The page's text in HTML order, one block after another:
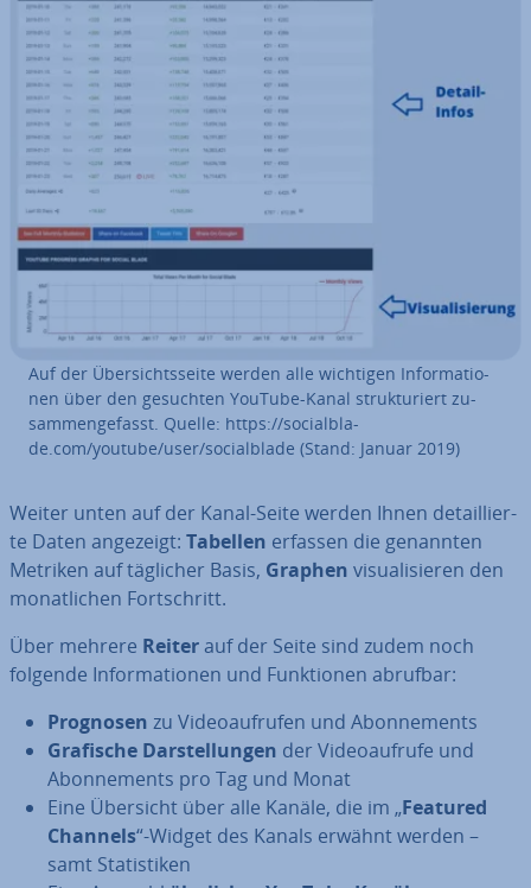
Auf der Über­sichts­sei­te werden alle wichtigen In­for­ma­tio­
nen über den gesuchten YouTube-Kanal struk­tu­riert zu­
sam­men­ge­fasst. Quelle: https://so­cial­bla­
de.com/youtube/user/so­cial­bla­de (Stand: Januar 2019)
Weiter unten auf der Kanal-Seite werden Ihnen de­tail­lier­
te Daten angezeigt: Tabellen erfassen die genannten
Metriken auf täglicher Basis, Graphen vi­sua­li­sie­ren den
mo­nat­li­chen Fort­schritt.
Über mehrere Reiterauf der Seite sind zudem noch
folgende In­for­ma­tio­nen und Funk­tio­nen abrufbar:
Prognosen zu Vi­deo­auf­ru­fen und Abon­ne­ments
Grafische Dar­stel­lun­gen der Vi­deo­auf­ru­fe und
Abon­ne­ments pro Tag und Monat
Eine Übersicht über alle Kanäle, die im „Featured
Channels“-Widget des Kanals erwähnt werden –
samt Sta­tis­ti­ken